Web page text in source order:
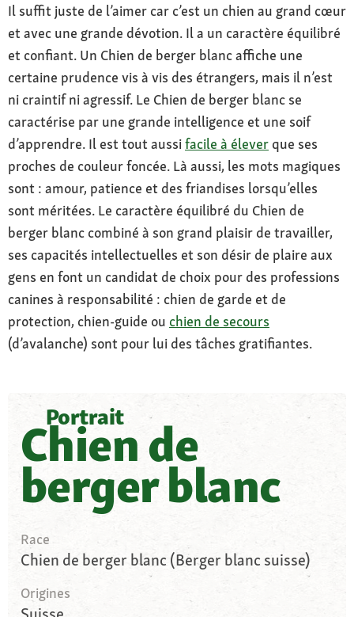
Il suffit juste de l’aimer car c’est un chien au grand cœur
et avec une grande dévotion. Il a un caractère équilibré
et confiant. Un Chien de berger blanc affiche une
certaine prudence vis à vis des étrangers, mais il n’est
ni craintif ni agressif. Le Chien de berger blanc se
caractérise par une grande intelligence et une soif
d’apprendre. Il est tout aussifacile à élever que ses
proches de couleur foncée. Là aussi, les mots magiques
sont : amour, patience et des friandises lorsqu’elles
sont méritées. Le caractère équilibré du Chien de
berger blanc combiné à son grand plaisir de travailler,
ses capacités intellectuelles et son désir de plaire aux
gens en font un candidat de choix pour des professions
canines à responsabilité : chien de garde et de
protection, chien-guide ou chien de secours
(d’avalanche) sont pour lui des tâches gratifiantes.
Portrait
Chien de
berger blanc
Race
Chien de berger blanc (Berger blanc suisse)
Origines